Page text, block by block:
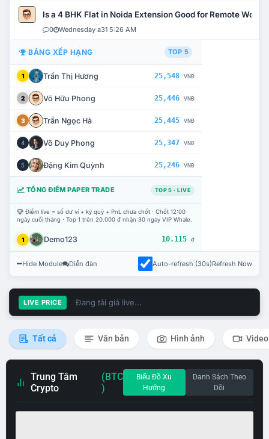
Is a 4 BHK Flat in Noida Extension Good for Remote Work?
0 Wednesday a31 5:26 AM
BẢNG XẾP HẠNG TOP 5
1 Trần Thị Hương 25,548 VNĐ
2 Võ Hữu Phong 25,446 VNĐ
3 Trần Ngọc Hà 25,445 VNĐ
4 Võ Duy Phong 25,347 VNĐ
5 Đặng Kim Quỳnh 25,246 VNĐ
TỔNG ĐIỂM PAPER TRADE TOP 5 · LIVE
Điểm live = số dư ví + ký quỹ + PnL chưa chốt · Chốt 12:00
ngày cuối tháng · Top 1 trên 20.000 đ nhận 30 ngày VIP Whale.
1 Demo123 10.115 đ
Hide Module Diễn đàn Auto-refresh (30s)Refresh Now
LIVE PRICE Đang tải giá live...
Tất cả Văn bản Hình ảnh Video
Trung Tâm
Crypto
(BTC
)
Biểu Đồ Xu
Hướng
Danh Sách Theo
Dõi